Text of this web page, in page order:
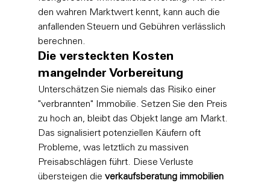
den wahren Marktwert kennt, kann auch die
anfallenden Steuern und Gebühren verlässlich
berechnen.
Die versteckten Kosten
mangelnder Vorbereitung
Unterschätzen Sie niemals das Risiko einer
"verbrannten" Immobilie. Setzen Sie den Preis
zu hoch an, bleibt das Objekt lange am Markt.
Das signalisiert potenziellen Käufern oft
Probleme, was letztlich zu massiven
Preisabschlägen führt. Diese Verluste
übersteigen die verkaufsberatung immobilien